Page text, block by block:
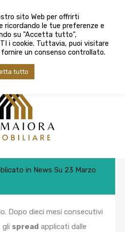
3759025
arrivo i primi tagli
in News Su 23 Marzo
Dopo dieci mesi consecutivi
gli spread applicati dalle
sito Web per offrirti
ricordando le tue preferenze e
su "Accetta tutto",
i cookie. Tuttavia, puoi visitare
un consenso controllato.
tutto